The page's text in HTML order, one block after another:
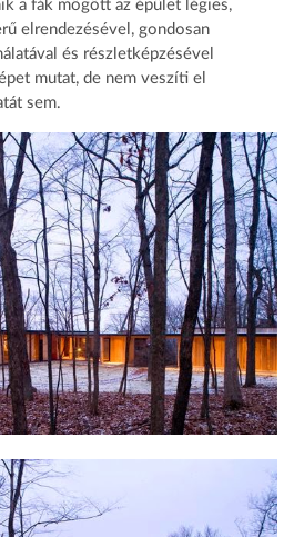
a fák mögött az épület légies,
elrendezésével, gondosan
és részletképzésével
mutat, de nem veszíti el
sem.